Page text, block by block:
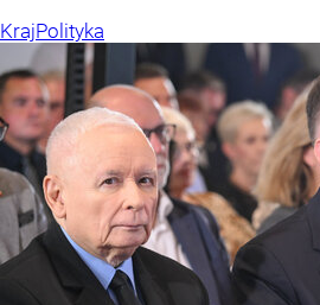
KrajPolityka